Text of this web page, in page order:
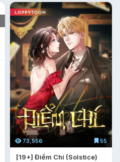
73,556 55
[19+] Điểm Chí (Solstice)